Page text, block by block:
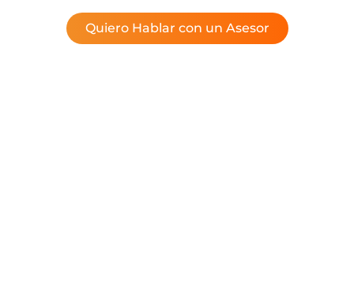
Quiero Hablar con un Asesor